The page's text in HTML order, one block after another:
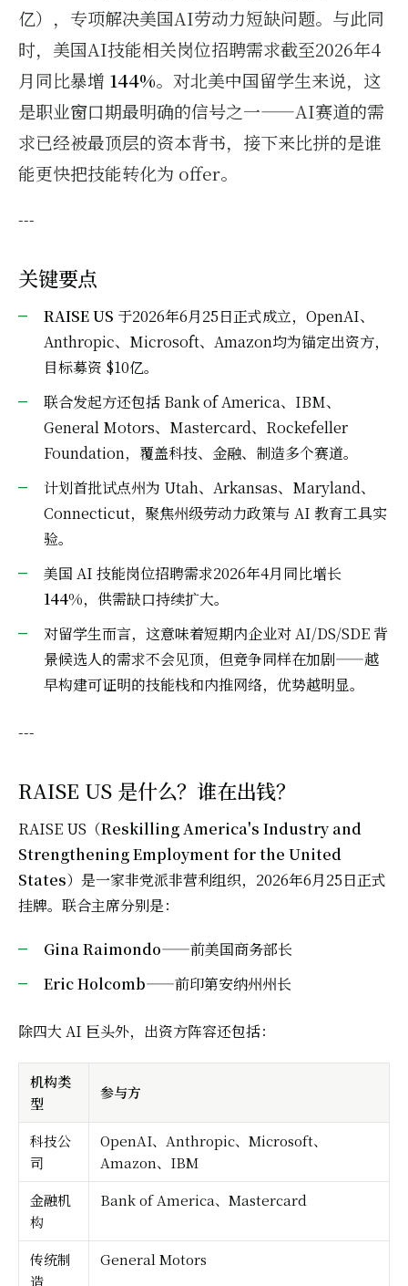
亿），专项解决美国AI劳动力短缺问题。与此同
时，美国AI技能相关岗位招聘需求截至2026年4
月同比暴增 144%。对北美中国留学生来说，这
是职业窗口期最明确的信号之一——AI赛道的需
求已经被最顶层的资本背书，接下来比拼的是谁
能更快把技能转化为 offer。
---
关键要点
RAISE US 于2026年6月25日正式成立，OpenAI、
Anthropic、Microsoft、Amazon均为锚定出资方，
目标募资 $10亿。
联合发起方还包括 Bank of America、IBM、
General Motors、Mastercard、Rockefeller
Foundation，覆盖科技、金融、制造多个赛道。
计划首批试点州为 Utah、Arkansas、Maryland、
Connecticut，聚焦州级劳动力政策与 AI 教育工具实
验。
美国 AI 技能岗位招聘需求2026年4月同比增长
144%，供需缺口持续扩大。
对留学生而言，这意味着短期内企业对 AI/DS/SDE 背
景候选人的需求不会见顶，但竞争同样在加剧——越
早构建可证明的技能栈和内推网络，优势越明显。
---
RAISE US 是什么？谁在出钱？
RAISE US（Reskilling America's Industry and
Strengthening Employment for the United
States）是一家非党派非营利组织，2026年6月25日正式
挂牌。联合主席分别是：
Gina Raimondo——前美国商务部长
Eric Holcomb——前印第安纳州州长
除四大 AI 巨头外，出资方阵容还包括：
机构类
型
参与方
科技公
司
OpenAI、Anthropic、Microsoft、
Amazon、IBM
金融机
构
Bank of America、Mastercard
传统制
造
General Motors